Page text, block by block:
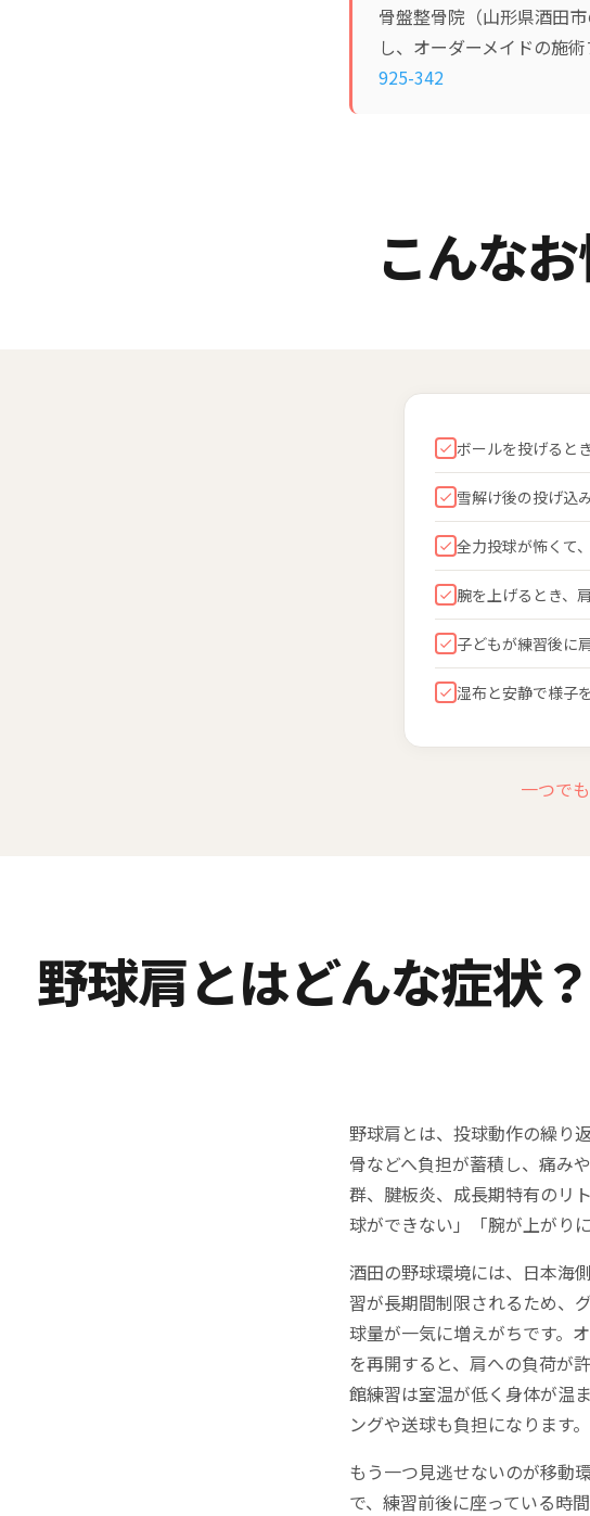
骨盤整骨院（山形県酒田
し、オーダーメイドの施
925-342
こんな
ボールを投げると
雪解け後の投げ込
全力投球が怖くて
腕を上げるとき、
子どもが練習後に
湿布と安静で様子
一つで
野球肩とはどんな症状
野球肩とは、投球動作の繰り
骨などへ負担が蓄積し、痛み
群、腱板炎、成長期特有のリ
球ができない」「腕が上がり
酒田の野球環境には、日本海
習が長期間制限されるため、
球量が一気に増えがちです。
を再開すると、肩への負荷が
館練習は室温が低く身体が温
ングや送球も負担になります。
もう一つ見逃せないのが移動
で、練習前後に座っている時